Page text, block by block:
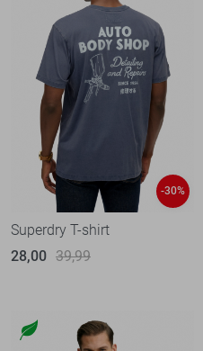
-30%
Superdry T-shirt
28,00 39,99